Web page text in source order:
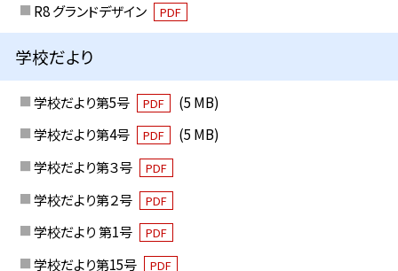
R8 グランドデザイン PDF
学校だより
学校だより第5号 PDF
(5 MB)
学校だより第4号
PDF
(5 MB)
学校だより第３号
PDF
学校だより第２号 PDF
学校だより 第1号 PDF
学校だより第15号 PDF